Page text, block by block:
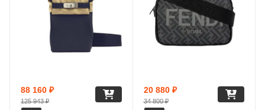
88 160 ₽
125 943₽
20 880₽
34 800₽